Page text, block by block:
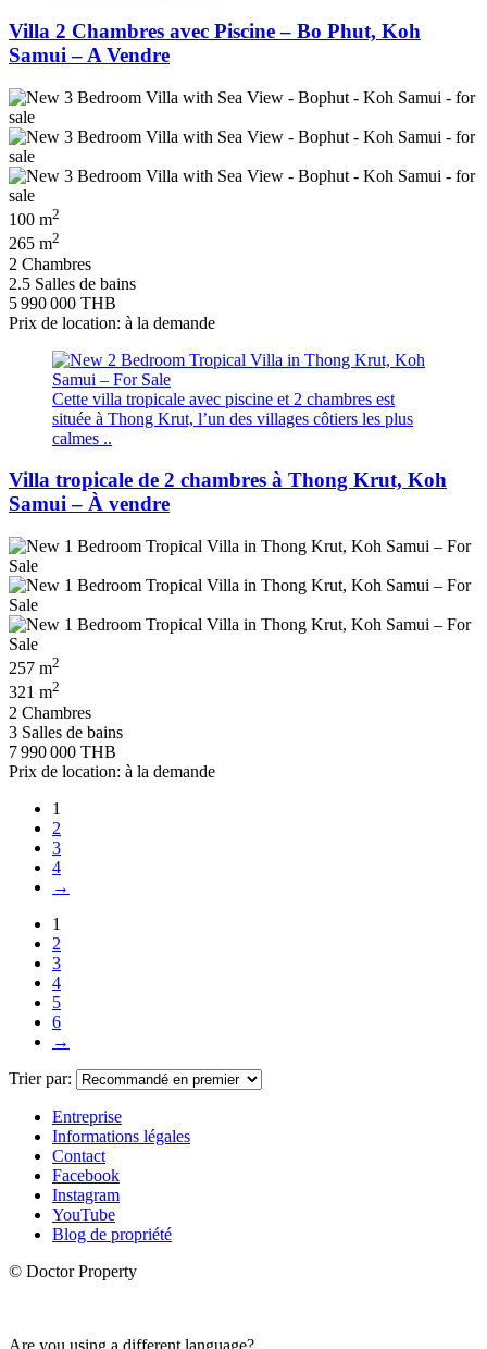
Villa 2 Chambres avec Piscine – Bo Phut, Koh
Samui – A Vendre
100 m2
265 m2
2 Chambres
2.5 Salles de bains
5 990 000 THB
Prix de location: à la demande
Cette villa tropicale avec piscine et 2 chambres est
située à Thong Krut, l’un des villages côtiers les plus
calmes ..
Villa tropicale de 2 chambres à Thong Krut, Koh
Samui – À vendre
257 m2
321 m2
2 Chambres
3 Salles de bains
7 990 000 THB
Prix de location: à la demande
1
2
3
4
→
1
2
3
4
5
6
→
Trier par:
Entreprise
Informations légales
Contact
Facebook
Instagram
YouTube
Blog de propriété
© Doctor Property
Are you using a different language?